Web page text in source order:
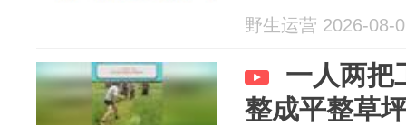
野生运营 2026-08-
一人两把
整成平整草